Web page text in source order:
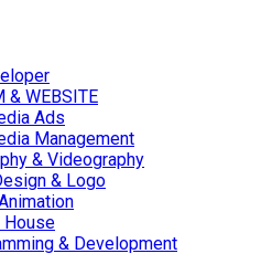
& WEBSITE
Ads
Management
& Videography
& Logo
& Development